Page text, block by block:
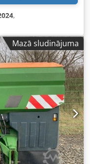
,
Mazā sludinājuma